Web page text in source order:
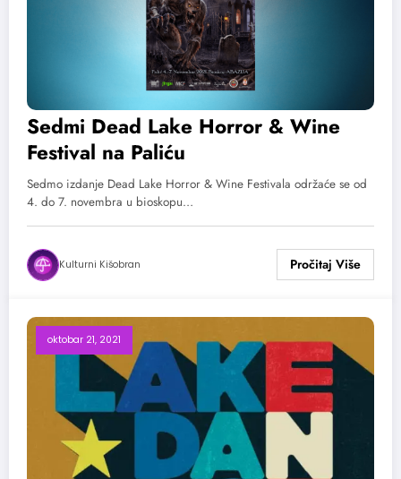
Sedmi Dead Lake Horror & Wine
Festival na Paliću
Sedmo izdanje Dead Lake Horror & Wine Festivala održaće se od
4. do 7. novembra u bioskopu…
Kulturni Kišobran
oktobar 21, 2021